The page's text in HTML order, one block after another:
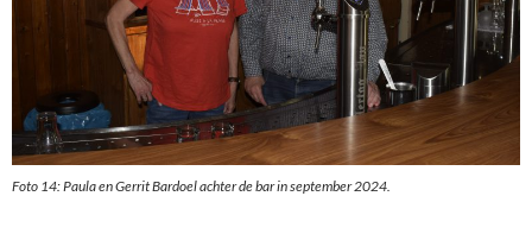
Foto 14: Paula en Gerrit Bardoel achter de bar in september 2024.